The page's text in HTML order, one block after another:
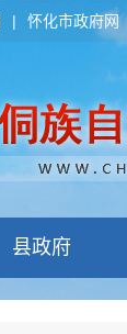
| 怀化市政府网
县政府